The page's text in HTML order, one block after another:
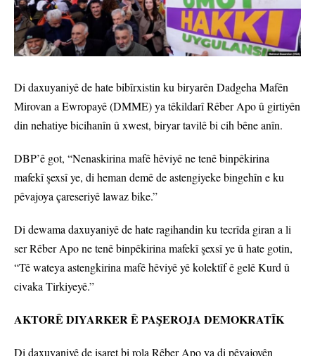
Di daxuyaniyê de hate bibîrxistin ku biryarên Dadgeha Mafên
Mirovan a Ewropayê (DMME) ya têkildarî Rêber Apo û girtiyên
din nehatiye bicihanîn û xwest, biryar tavilê bi cih bêne anîn.
DBP’ê got, “Nenaskirina mafê hêviyê ne tenê binpêkirina
mafekî şexsî ye, di heman demê de astengiyeke bingehîn e ku
pêvajoya çareseriyê lawaz bike.”
Di dewama daxuyaniyê de hate ragihandin ku tecrîda giran a li
ser Rêber Apo ne tenê binpêkirina mafekî şexsî ye û hate gotin,
“Tê wateya astengkirina mafê hêviyê yê kolektîf ê gelê Kurd û
civaka Tirkiyeyê.”
AKTORÊ DIYARKER Ê PAŞEROJA DEMOKRATÎK
Di daxuyaniyê de işaret bi rola Rêber Apo ya di pêvajoyên